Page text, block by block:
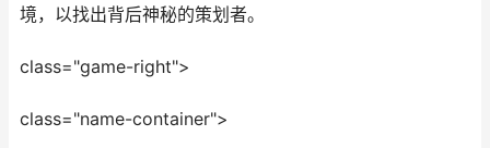
境，以找出背后神秘的策划者。
class="game-right">
class="name-container">